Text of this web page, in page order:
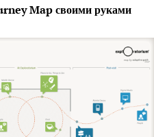
Map своими руками